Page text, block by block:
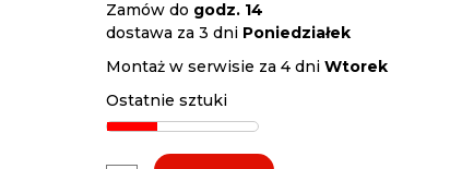
Zamów do godz. 14
dostawa za 3 dni Poniedziałek
Montaż w serwisie za 4 dni Wtorek
Ostatnie sztuki